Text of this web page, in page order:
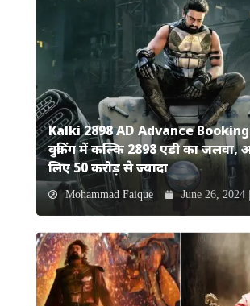
Kalki 2898 AD Advance
बुकिंग में कल्कि 2898 एडी का जलवा,
लिए 50 करोड़ से ज्यादा
Mohammad Faique June 26, 2024